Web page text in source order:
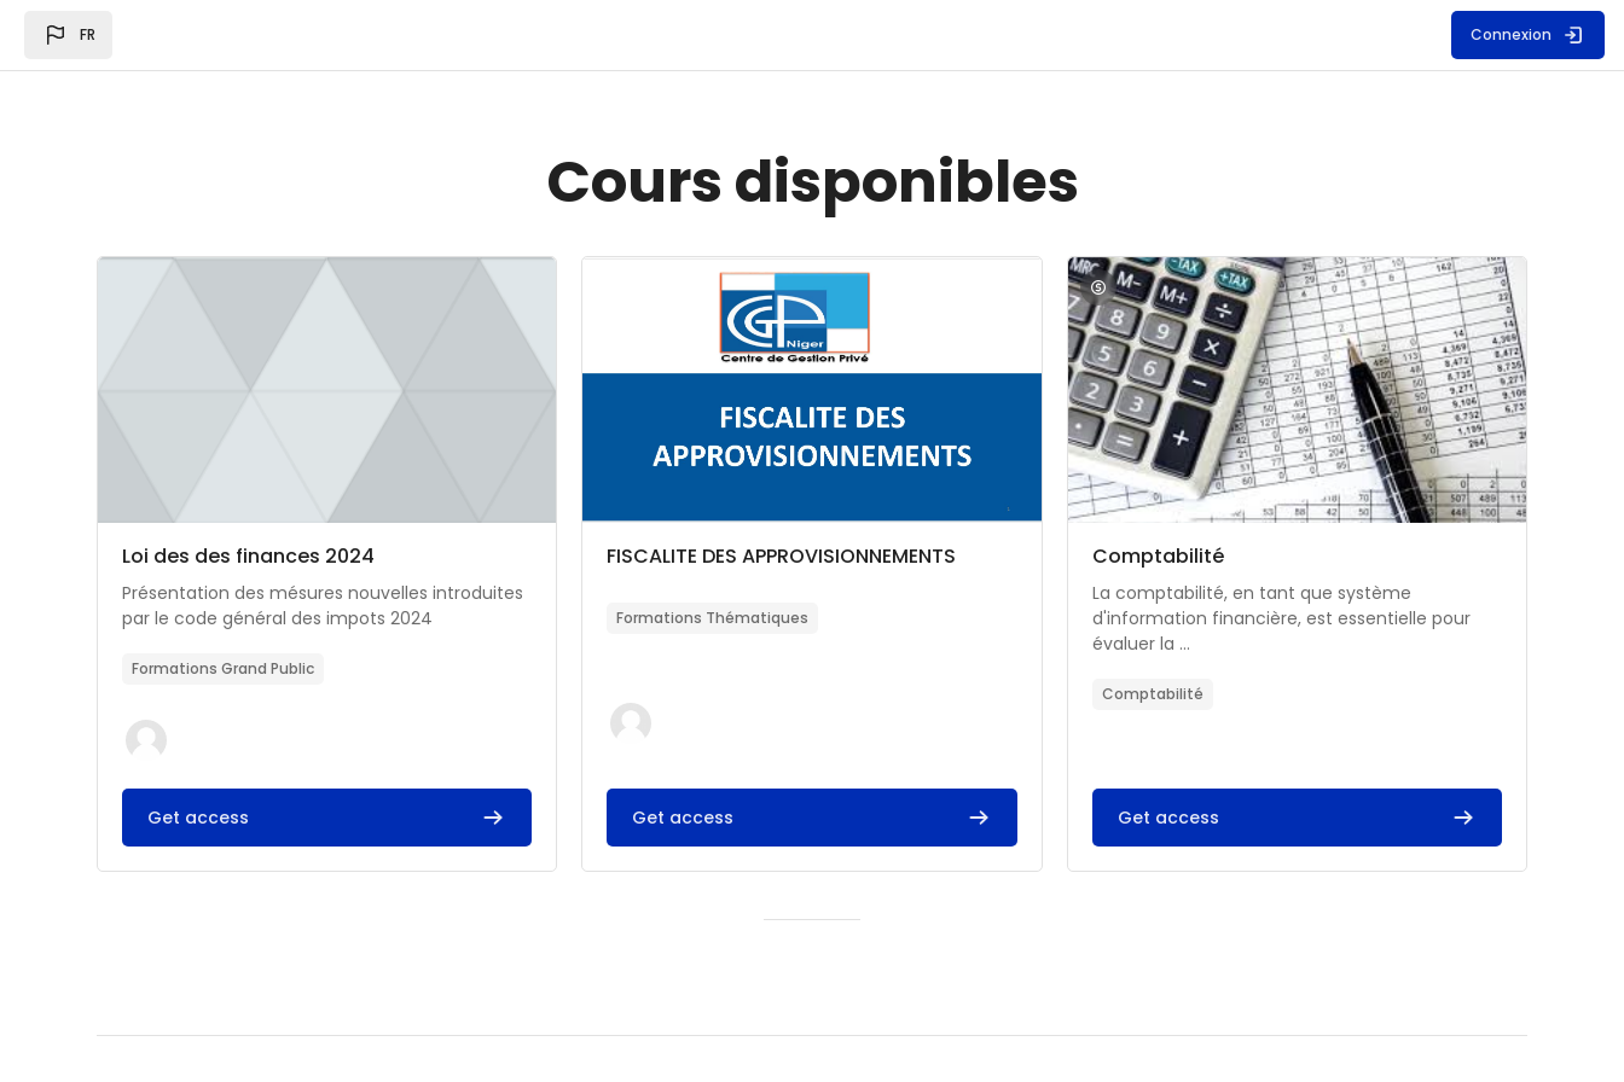
FR Connexion
Cours disponibles
Image du cours Loi des des finances 2024
Catégorie de cours
Nom du cours
Loi des des finances 2024
Résumé du cours :
Présentation des mésures nouvelles introduites
par le code général des impots 2024
Formations Grand Public
Get access
Image du cours FISCALITE DES APPROVISIONNEMENTS
Catégorie de cours
Nom du cours
FISCALITE DES APPROVISIONNEMENTS
Formations Thématiques
Get access
Image du cours Comptabilité
Catégorie de cours
Nom du cours
Comptabilité
Résumé du cours :
La comptabilité, en tant que système
d'information financière, est essentielle pour
évaluer la ...
Comptabilité
Get access